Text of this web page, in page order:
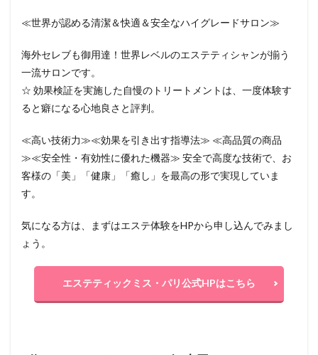
≪世界が認める清潔＆快適＆安全なハイグレードサロン≫
海外セレブも御用達！世界レベルのエステティシャンが揃う
一流サロンです。
☆ 効果検証を実施した自慢のトリートメントは、一度体験す
ると癖になる心地良さと評判。
≪高い技術力≫≪効果を引き出す指導法≫ ≪高品質の商品
≫≪安全性・有効性に優れた機器≫ 安全で高度な技術で、お
客様の「美」「健康」「癒し」を最高の形で実現していま
す。
気になる方は、まずはエステ体験をHPから申し込んでみまし
ょう。
エステティックミス・パリ公式HPはこちら